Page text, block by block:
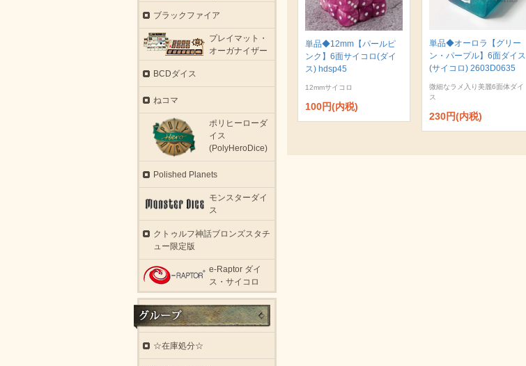
単品◆12mm【パールピ
ンク】6面サイコロ(ダイ
ス) hdsp45
12mmサイコロ
100円(内税)
単品◆オーロラ【グリー
ン・パープル】6面ダイス
(サイコロ) 2603D0635
微細なラメ入り美麗6面体ダイ
ス
230円(内税)
ブラックファイア
プレイマット・
オーガナイザー
BCDダイス
ねコマ
ポリヒーローダ
イス
(PolyHeroDice)
Polished Planets
モンスターダイ
ス
クトゥルフ神話ブロンズスタチ
ュー限定版
e-Raptor ダイ
ス・サイコロ
☆在庫処分☆